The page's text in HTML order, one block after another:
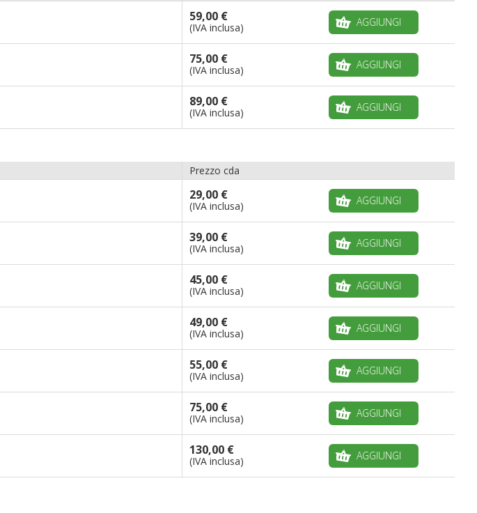
59,00 €
(IVA inclusa) AGGIUNGI
75,00 €
(IVA inclusa) AGGIUNGI
89,00 €
(IVA inclusa) AGGIUNGI
Prezzo cda
29,00 €
(IVA inclusa) AGGIUNGI
39,00 €
(IVA inclusa) AGGIUNGI
45,00 €
(IVA inclusa) AGGIUNGI
49,00 €
(IVA inclusa) AGGIUNGI
55,00 €
(IVA inclusa) AGGIUNGI
75,00 €
(IVA inclusa) AGGIUNGI
130,00 €
(IVA inclusa) AGGIUNGI